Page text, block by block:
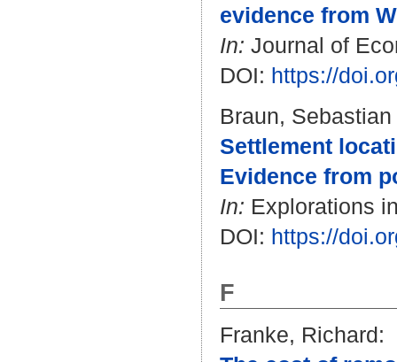
evidence from
In: Journal of
DOI: https://
Braun, Sebastian
Settlement
Evidence from
In: Explorations
DOI: https://
F
Franke, Richard: